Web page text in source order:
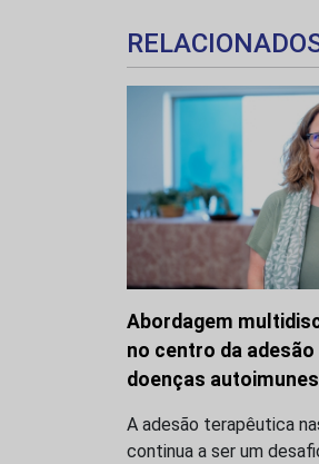
Abordagem
no centro da
doenças autoimunes
A adesão terapêutica
continua a ser um